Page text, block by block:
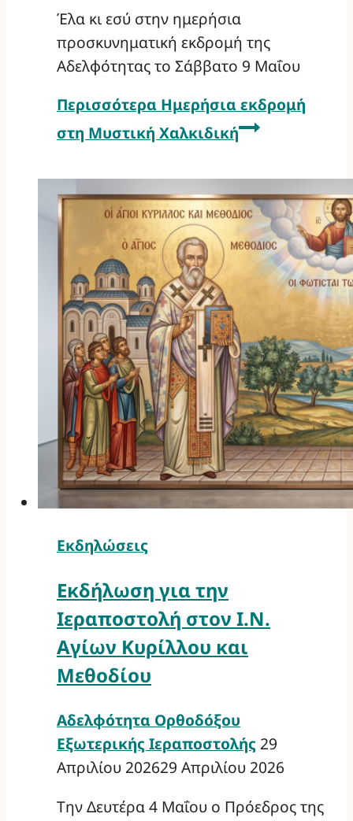
Έλα κι εσύ στην ημερήσια
προσκυνηματική εκδρομή της
Αδελφότητας το Σάββατο 9 Μαΐου
Περισσότερα Ημερήσια εκδρομή
στη Μυστική Χαλκιδική
Εκδηλώσεις
Εκδήλωση για την
Ιεραποστολή στον Ι.Ν.
Αγίων Κυρίλλου και
Μεθοδίου
Αδελφότητα Ορθοδόξου
Εξωτερικής Ιεραποστολής 29
Απριλίου 202629 Απριλίου 2026
Την Δευτέρα 4 Μαΐου ο Πρόεδρος της